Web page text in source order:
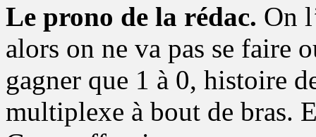
Le prono de la rédac. On
alors on ne va pas se faire
gagner que 1 à 0, histoire
multiplexe à bout de bras.